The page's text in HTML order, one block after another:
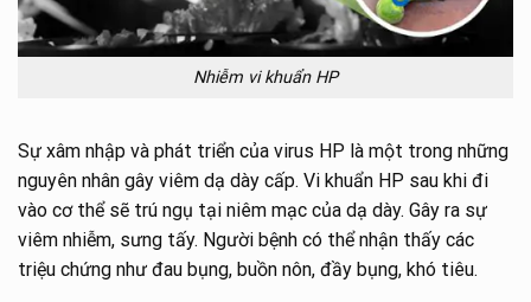
Nhiễm vi khuẩn HP
Sự xâm nhập và phát triển của virus HP là một trong những
nguyên nhân gây viêm dạ dày cấp. Vi khuẩn HP sau khi đi
vào cơ thể sẽ trú ngụ tại niêm mạc của dạ dày. Gây ra sự
viêm nhiễm, sưng tấy. Người bệnh có thể nhận thấy các
triệu chứng như đau bụng, buồn nôn, đầy bụng, khó tiêu.